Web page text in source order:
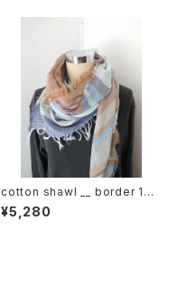
cotton shawl __ border 160
慈雨w
¥5,280